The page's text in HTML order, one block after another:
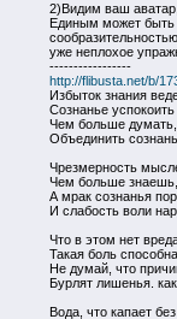
2)Видим ваш
Единым может быть
уже неплохое
-----------------
http://flibusta.net/b/
Избыток знания
Сознанье
Чем больше
Объединить
Чрезмерность
Чем больше знаешь,
А мрак сознанья
И слабость воли
Что в этом нет
Такая боль
Не думай, что
Бурлят лишенья.
Вода, что капает